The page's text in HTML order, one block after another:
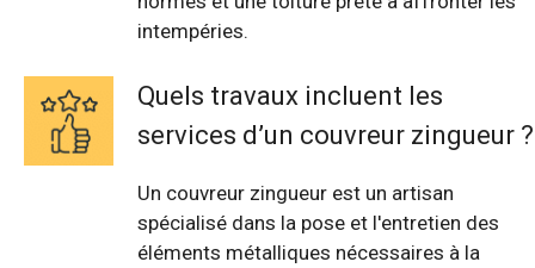
intempéries.
Quels travaux incluent les
services d’un couvreur zingueur ?
Un couvreur zingueur est un artisan
spécialisé dans la pose et l'entretien des
éléments métalliques nécessaires à la